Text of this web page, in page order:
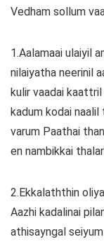
Vedham sollum
1.Aalamaai ulaiyil
nilaiyatha neerinil
kulir vaadai
kadum kodai naalil
varum Paathai
en nambikkai
2.Ekkalaththin
Aazhi kadalinai
athisayngal